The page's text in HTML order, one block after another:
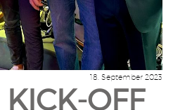
18. September 2023
OFF